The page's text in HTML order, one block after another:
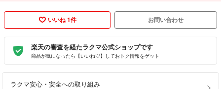
いいね 1件 お問い合わせ
楽天の審査を経たラクマ公式ショップです
商品が気になったら【いいね♡】しておトク情報をゲット
ラクマ安心・安全への取り組み